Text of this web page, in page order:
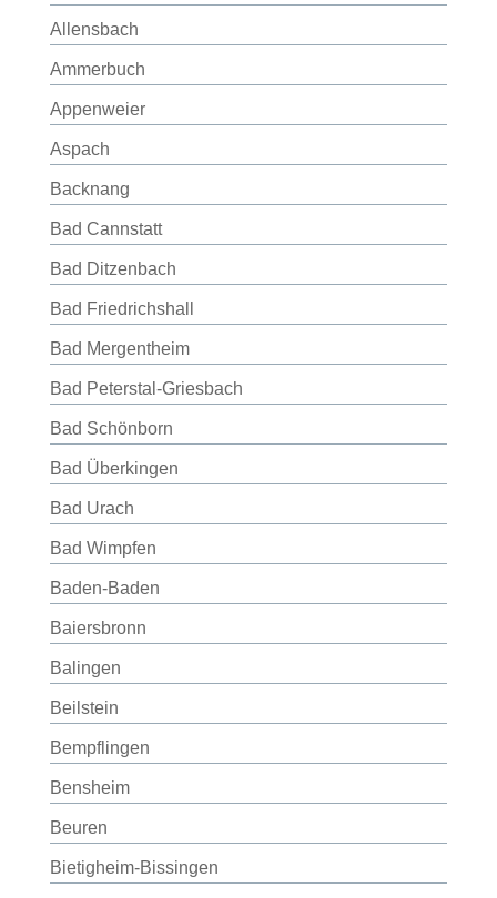
Allensbach
Ammerbuch
Appenweier
Aspach
Backnang
Bad Cannstatt
Bad Ditzenbach
Bad Friedrichshall
Bad Mergentheim
Bad Peterstal-Griesbach
Bad Schönborn
Bad Überkingen
Bad Urach
Bad Wimpfen
Baden-Baden
Baiersbronn
Balingen
Beilstein
Bempflingen
Bensheim
Beuren
Bietigheim-Bissingen